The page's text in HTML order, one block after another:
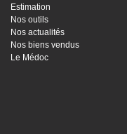
Estimation
Nos outils
Nos actualités
Nos biens vendus
Le Médoc